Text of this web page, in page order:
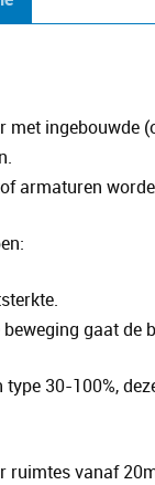
met ingebouwde
armaturen
gaat de
type 30-100%,
ruimtes vanaf